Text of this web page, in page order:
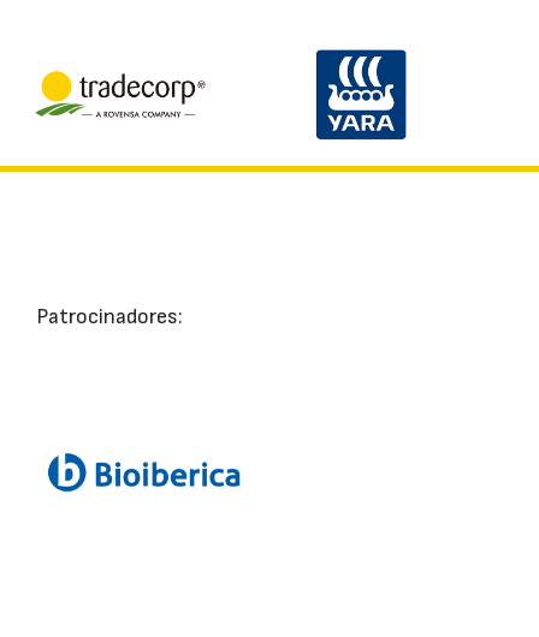
Patrocinadores: